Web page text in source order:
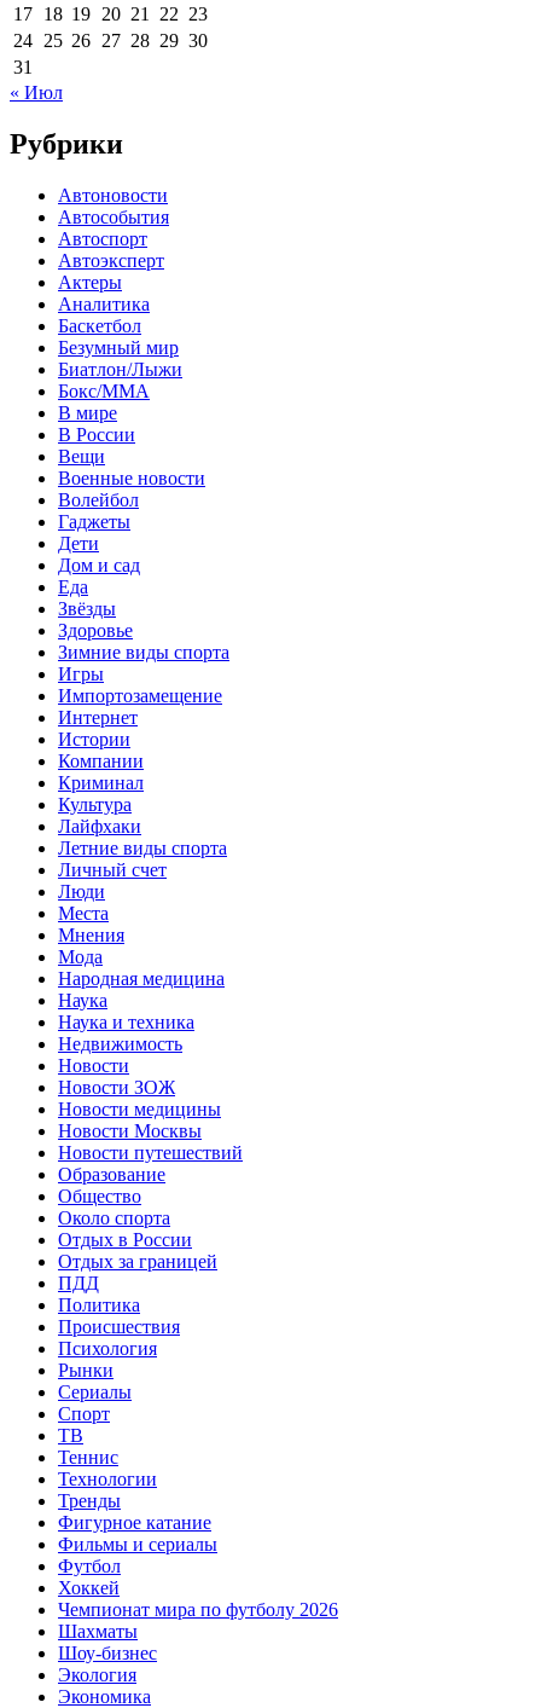
17 18 19 20 21 22 23
24 25 26 27 28 29 30
31
« Июл
Рубрики
Автоновости
Автособытия
Автоспорт
Автоэксперт
Актеры
Аналитика
Баскетбол
Безумный мир
Биатлон/Лыжи
Бокс/MMA
В мире
В России
Вещи
Военные новости
Волейбол
Гаджеты
Дети
Дом и сад
Еда
Звёзды
Здоровье
Зимние виды спорта
Игры
Импортозамещение
Интернет
Истории
Компании
Криминал
Культура
Лайфхаки
Летние виды спорта
Личный счет
Люди
Места
Мнения
Мода
Народная медицина
Наука
Наука и техника
Недвижимость
Новости
Новости ЗОЖ
Новости медицины
Новости Москвы
Новости путешествий
Образование
Общество
Около спорта
Отдых в России
Отдых за границей
ПДД
Политика
Происшествия
Психология
Рынки
Сериалы
Спорт
ТВ
Теннис
Технологии
Тренды
Фигурное катание
Фильмы и сериалы
Футбол
Хоккей
Чемпионат мира по футболу 2026
Шахматы
Шоу-бизнес
Экология
Экономика